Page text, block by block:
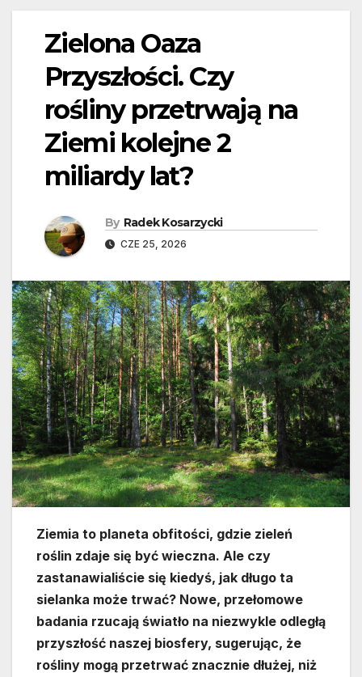
Zielona Oaza
Przyszłości. Czy
rośliny przetrwają na
Ziemi kolejne 2
miliardy lat?
By Radek Kosarzycki
CZE 25, 2026
Ziemia to planeta obfitości, gdzie zieleń
roślin zdaje się być wieczna. Ale czy
zastanawialiście się kiedyś, jak długo ta
sielanka może trwać? Nowe, przełomowe
badania rzucają światło na niezwykle odległą
przyszłość naszej biosfery, sugerując, że
rośliny mogą przetrwać znacznie dłużej, niż